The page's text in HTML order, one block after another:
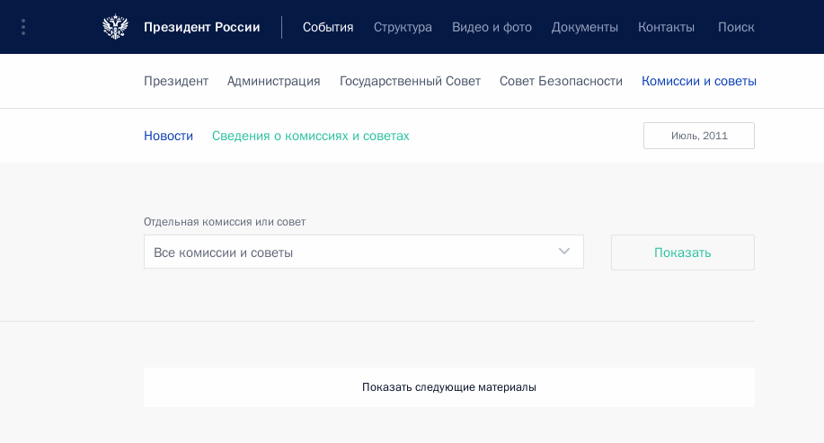
Президент России События Структура Видео и фото Документы Контакты Поиск
Президент Администрация Государственный Совет Совет Безопасности Комиссии и советы
июль, 2011
Новости Сведения о комиссиях и советах
Отдельная комиссия или совет
Все комиссии и советы Показать
Показать следующие материалы